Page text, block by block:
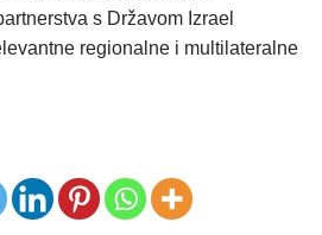
s Državom Izrael
regionalne i multilateralne